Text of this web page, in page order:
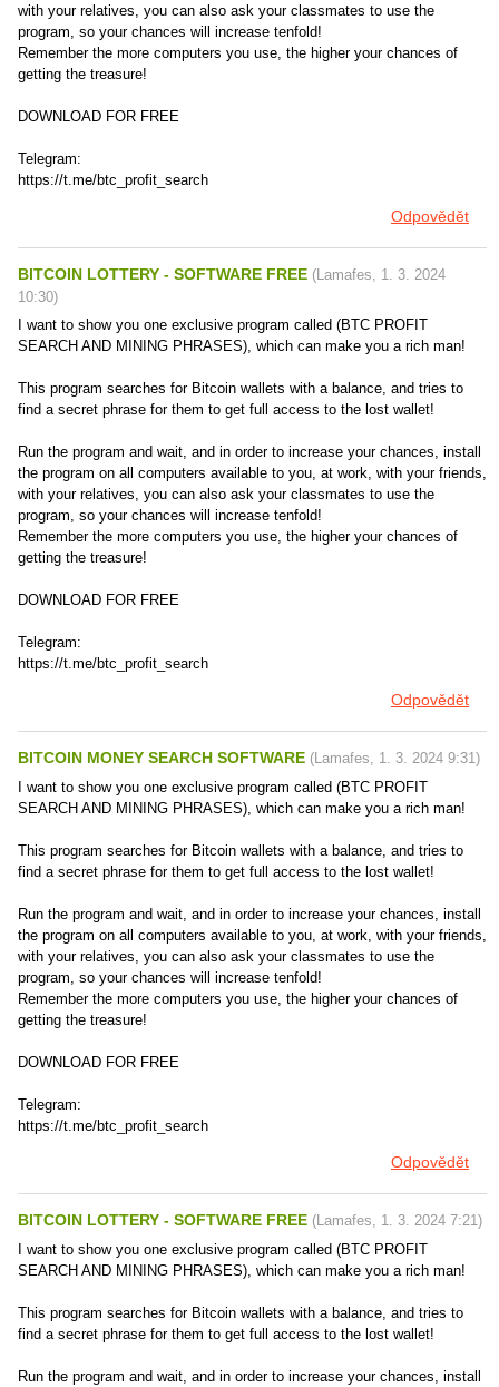
with your relatives, you can also ask your classmates to use the
program, so your chances will increase tenfold!
Remember the more computers you use, the higher your chances of
getting the treasure!
DOWNLOAD FOR FREE
Telegram:
https://t.me/btc_profit_search
Odpovědět
BITCOIN LOTTERY - SOFTWARE FREE (Lamafes
1. 3. 2024
10:30)
I want to show you one exclusive program called (BTC PROFIT
SEARCH AND MINING PHRASES), which can make you a rich man!
This program searches for Bitcoin wallets with a balance, and tries to
find a secret phrase for them to get full access to the lost wallet!
Run the program and wait, and in order to increase your chances, install
the program on all computers available to you, at work, with your friends,
with your relatives, you can also ask your classmates to use the
program, so your chances will increase tenfold!
Remember the more computers you use, the higher your chances of
getting the treasure!
DOWNLOAD FOR FREE
Telegram:
https://t.me/btc_profit_search
Odpovědět
BITCOIN MONEY SEARCH SOFTWARE (Lamafes 1. 3. 2024 9:31)
I want to show you one exclusive program called (BTC PROFIT
SEARCH AND MINING PHRASES), which can make you a rich man!
This program searches for Bitcoin wallets with a balance, and tries to
find a secret phrase for them to get full access to the lost wallet!
Run the program and wait, and in order to increase your chances, install
the program on all computers available to you, at work, with your friends,
with your relatives, you can also ask your classmates to use the
program, so your chances will increase tenfold!
Remember the more computers you use, the higher your chances of
getting the treasure!
DOWNLOAD FOR FREE
Telegram:
https://t.me/btc_profit_search
Odpovědět
BITCOIN LOTTERY - SOFTWARE FREE (Lamafes 1. 3. 2024 7:21)
I want to show you one exclusive program called (BTC PROFIT
SEARCH AND MINING PHRASES), which can make you a rich man!
This program searches for Bitcoin wallets with a balance, and tries to
find a secret phrase for them to get full access to the lost wallet!
Run the program and wait, and in order to increase your chances, install